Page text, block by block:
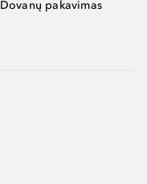
Dovanų pakavimas